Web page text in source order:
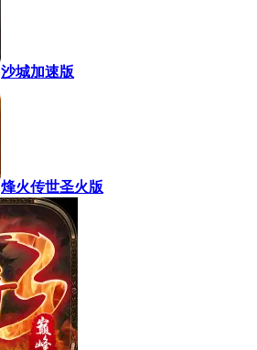
沙城加速版
烽火传世圣火版